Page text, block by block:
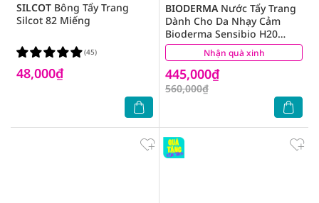
SILCOT Bông Tẩy Trang
Silcot 82 Miếng
48,000₫
(45) Nhận quà xinh
BIODERMANước Tẩy Trang
Dành Cho Da Nhạy Cảm
Bioderma Sensibio H20
500ml
445,000₫
560,000₫
(93)